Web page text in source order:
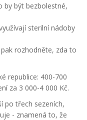
by být bezbolestné,
sterilní nádoby
rozhodněte, zda to
republice: 400-700
za 3 000-4 000 Kč.
po třech sezeních,
- znamená to, že